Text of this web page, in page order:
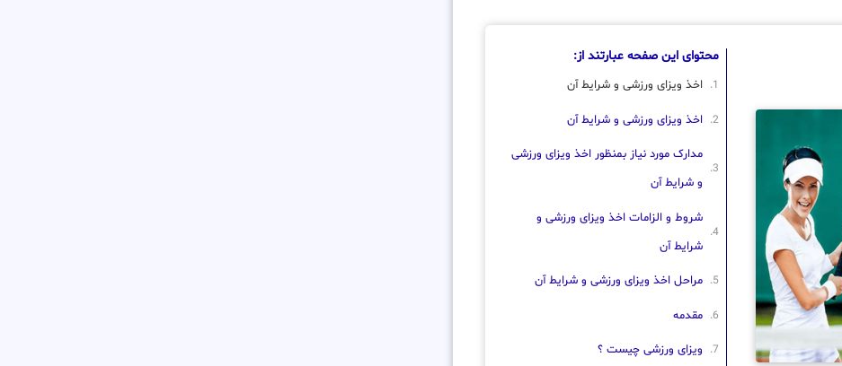
محتوای این صفحه عبارتند از:
اخذ ویزای ورزشی و شرایط آن
اخذ ویزای ورزشی و شرایط آن
مدارک مورد نیاز بمنظور اخذ ویزای ورزشی
و شرایط آن
شروط و الزامات اخذ ویزای ورزشی و
شرایط آن
مراحل اخذ ویزای ورزشی و شرایط آن
مقدمه
ویزای ورزشی چیست ؟